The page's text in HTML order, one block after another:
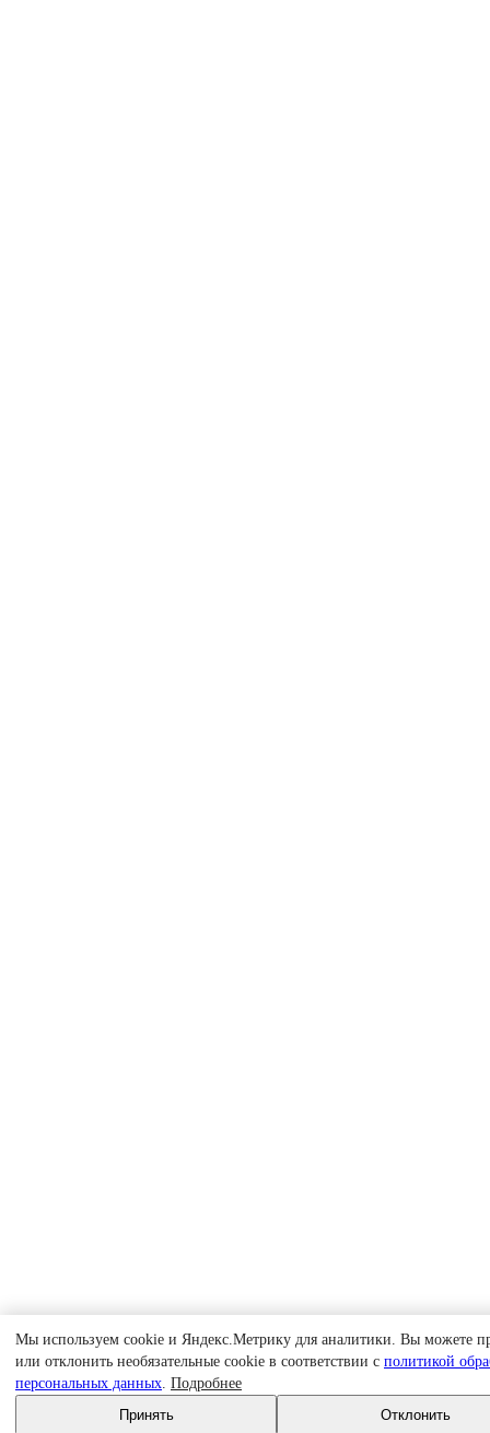
Мы используем cookie и Яндекс.Метрику для аналитики. Вы можете
или отклонить необязательные cookie в соответствии с политикой
персональных данных. Подробнее
Принять
Отклонить